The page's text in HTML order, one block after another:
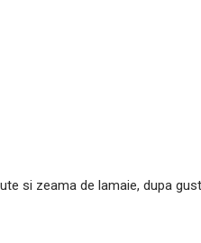
si zeama de lamaie, dupa